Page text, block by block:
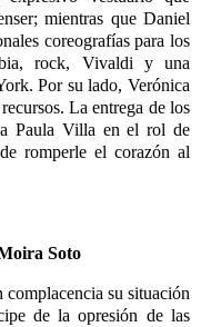
mientras que Daniel
coreografías para los
rock, Vivaldi y una
Por su lado, Verónica
La entrega de los
a Paula Villa en el rol de
romperle el corazón al
Soto
complacencia su situación
de la opresión de las